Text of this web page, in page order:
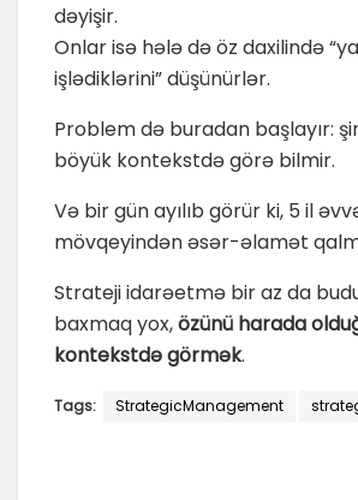
dəyişir.
Onlar isə hələ də öz daxilində
işlədiklərini” düşünürlər.
Problem də buradan başlayır:
böyük kontekstdə görə bilmir.
Və bir gün ayılıb görür ki, 5 il
mövqeyindən əsər-əlamət
Strateji idarəetmə bir az da
baxmaq yox,özünü harada
kontekstdə görmək.
Tags: StrategicManagement